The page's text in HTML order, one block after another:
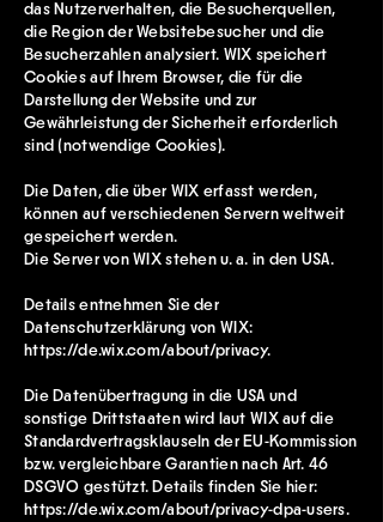
das Nutzerverhalten, die Besucherquellen,
die Region der Websitebesucher und die
Besucherzahlen analysiert. WIX speichert
Cookies auf Ihrem Browser, die für die
Darstellung der Website und zur
Gewährleistung der Sicherheit erforderlich
sind (notwendige Cookies).
Die Daten, die über WIX erfasst werden,
können auf verschiedenen Servern weltweit
gespeichert werden.
Die Server von WIX stehen u. a. in den USA.
Details entnehmen Sie der
Datenschutzerklärung von WIX:
https://de.wix.com/about/privacy.
Die Datenübertragung in die USA und
sonstige Drittstaaten wird laut WIX auf die
Standardvertragsklauseln der EU-Kommission
bzw. vergleichbare Garantien nach Art. 46
DSGVO gestützt. Details finden Sie hier:
https://de.wix.com/about/privacy-dpa-users.